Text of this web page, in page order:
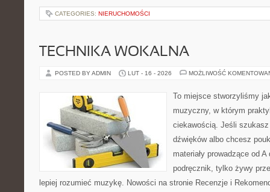
CATEGORIES: NIERUCHOMOŚCI
TECHNIKA WOKALNA
POSTED BY ADMIN LUT - 16 - 2026 MOŻLIWOŚĆ
To miejsce stworzyliśmy
muzyczny, w którym
ciekawością. Jeśli
dźwięków albo chcesz
materiały prowadzące od
podręcznik, tylko żywy
lepiej rozumieć muzykę. Nowości na stronie Recenzje i